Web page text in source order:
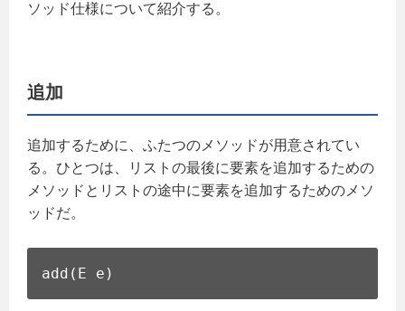
ソッド仕様について紹介する。
追加
追加するために、ふたつのメソッドが用意されてい
る。ひとつは、リストの最後に要素を追加するための
メソッドとリストの途中に要素を追加するためのメソ
ッドだ。
add(E e)